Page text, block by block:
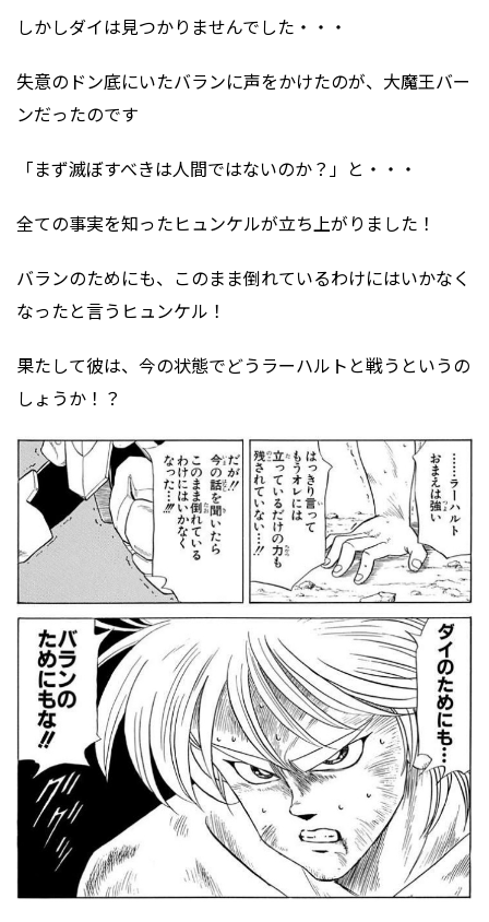
しかしダイは見つかりませんでした・・・
失意のドン底にいたバランに声をかけたのが、大魔王バー
ンだったのです
「まず滅ぼすべきは人間ではないのか？」と・・・
全ての事実を知ったヒュンケルが立ち上がりました！
バランのためにも、このまま倒れているわけにはいかなく
なったと言うヒュンケル！
果たして彼は、今の状態でどうラーハルトと戦うというの
しょうか！？